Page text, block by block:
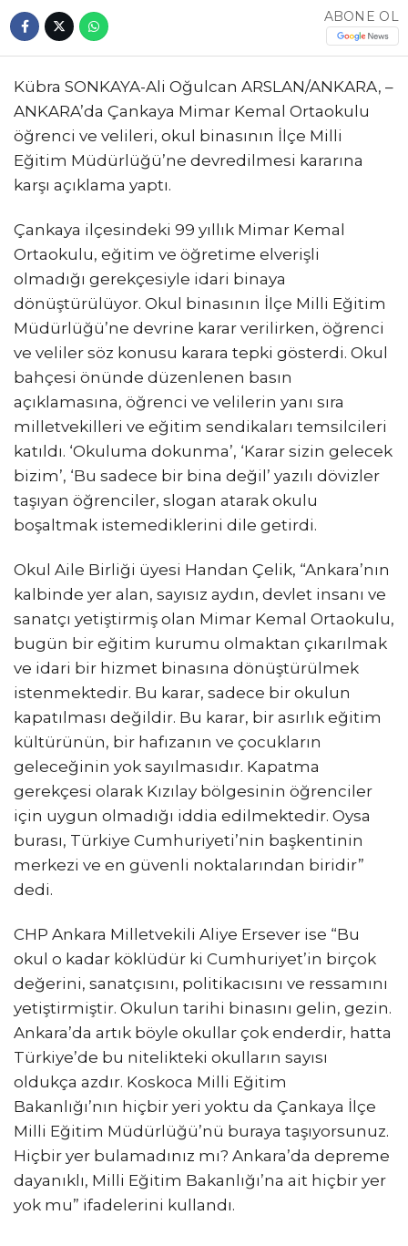
ABONE OL
Kübra SONKAYA-Ali Oğulcan ARSLAN/ANKARA, –
ANKARA’da Çankaya Mimar Kemal Ortaokulu
öğrenci ve velileri, okul binasının İlçe Milli
Eğitim Müdürlüğü’ne devredilmesi kararına
karşı açıklama yaptı.
Çankaya ilçesindeki 99 yıllık Mimar Kemal
Ortaokulu, eğitim ve öğretime elverişli
olmadığı gerekçesiyle idari binaya
dönüştürülüyor. Okul binasının İlçe Milli Eğitim
Müdürlüğü’ne devrine karar verilirken, öğrenci
ve veliler söz konusu karara tepki gösterdi. Okul
bahçesi önünde düzenlenen basın
açıklamasına, öğrenci ve velilerin yanı sıra
milletvekilleri ve eğitim sendikaları temsilcileri
katıldı. ‘Okuluma dokunma’, ‘Karar sizin gelecek
bizim’, ‘Bu sadece bir bina değil’ yazılı dövizler
taşıyan öğrenciler, slogan atarak okulu
boşaltmak istemediklerini dile getirdi.
Okul Aile Birliği üyesi Handan Çelik, “Ankara’nın
kalbinde yer alan, sayısız aydın, devlet insanı ve
sanatçı yetiştirmiş olan Mimar Kemal Ortaokulu,
bugün bir eğitim kurumu olmaktan çıkarılmak
ve idari bir hizmet binasına dönüştürülmek
istenmektedir. Bu karar, sadece bir okulun
kapatılması değildir. Bu karar, bir asırlık eğitim
kültürünün, bir hafızanın ve çocukların
geleceğinin yok sayılmasıdır. Kapatma
gerekçesi olarak Kızılay bölgesinin öğrenciler
için uygun olmadığı iddia edilmektedir. Oysa
burası, Türkiye Cumhuriyeti’nin başkentinin
merkezi ve en güvenli noktalarından biridir”
dedi.
CHP Ankara Milletvekili Aliye Ersever ise “Bu
okul o kadar köklüdür ki Cumhuriyet’in birçok
değerini, sanatçısını, politikacısını ve ressamını
yetiştirmiştir. Okulun tarihi binasını gelin, gezin.
Ankara’da artık böyle okullar çok enderdir, hatta
Türkiye’de bu nitelikteki okulların sayısı
oldukça azdır. Koskoca Milli Eğitim
Bakanlığı’nın hiçbir yeri yoktu da Çankaya İlçe
Milli Eğitim Müdürlüğü’nü buraya taşıyorsunuz.
Hiçbir yer bulamadınız mı? Ankara’da depreme
dayanıklı, Milli Eğitim Bakanlığı’na ait hiçbir yer
yok mu” ifadelerini kullandı.